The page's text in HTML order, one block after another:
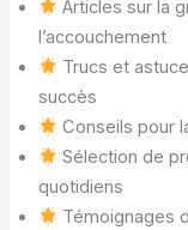
Articles sur la
l’accouchement
Trucs et
succès
Conseils pour
Sélection de
quotidiens
Témoignages